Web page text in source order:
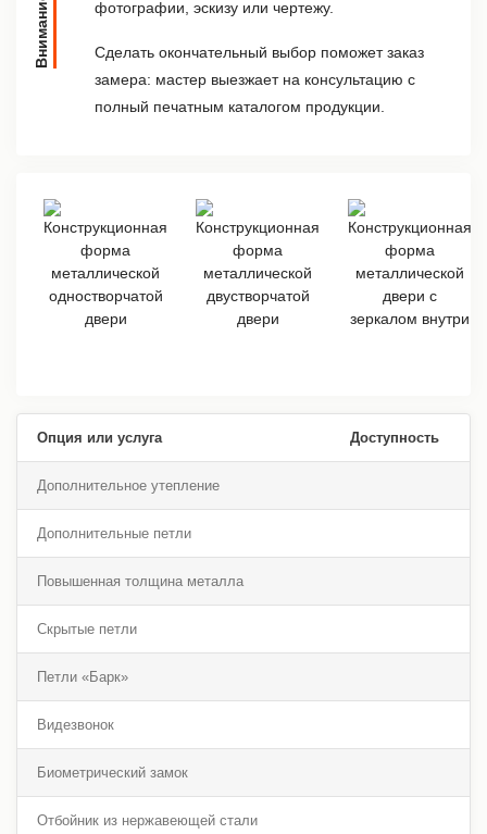
Внимание фотографии, эскизу или чертежу.
Сделать окончательный выбор поможет заказ
замера: мастер выезжает на консультацию с
полный печатным каталогом продукции.
Опция или услуга Доступность
Дополнительное утепление
Дополнительные петли
Повышенная толщина металла
Скрытые петли
Петли «Барк»
Видезвонок
Биометрический замок
Отбойник из нержавеющей стали